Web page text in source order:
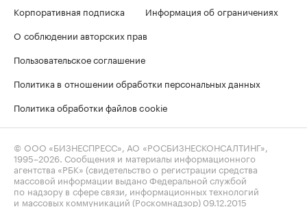
Корпоративная подписка
Информация об ограничениях
О соблюдении авторских прав
Пользовательское соглашение
Политика в отношении обработки персональных данных
Политика обработки файлов cookie
© ООО «БИЗНЕСПРЕСС», АО «РОСБИЗНЕСКОНСАЛТИНГ»,
1995–2026 . Сообщения и материалы информационного
агентства «РБК» (свидетельство о регистрации средства
массовой информации выдано Федеральной службой
по надзору в сфере связи, информационных технологий
и массовых коммуникаций (Роскомнадзор) 09.12.2015